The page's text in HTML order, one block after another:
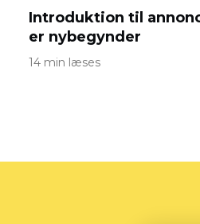
Introduktion til
er nybegynder
14 min læses